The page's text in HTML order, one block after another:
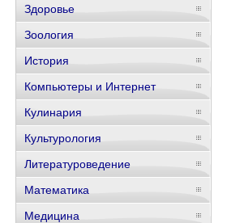
Здоровье
Зоология
История
Компьютеры и Интернет
Кулинария
Культурология
Литературоведение
Математика
Медицина